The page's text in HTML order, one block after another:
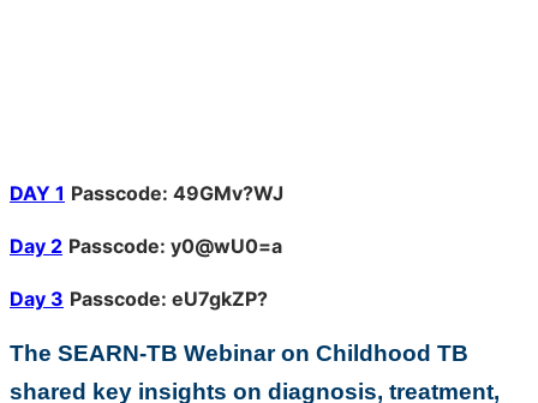
DAY 1 Passcode: 49GMv?WJ
Day 2 Passcode: y0@wU0=a
Day 3 Passcode: eU7gkZP?
The SEARN-TB Webinar on Childhood TB
shared key insights on diagnosis, treatment,